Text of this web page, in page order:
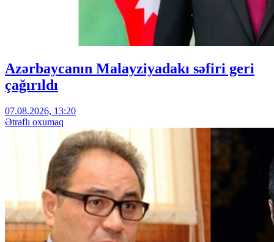
Azərbaycanın Malayziyadakı səfiri geri
çağırıldı
07.08.2026, 13:20
Ətraflı oxumaq